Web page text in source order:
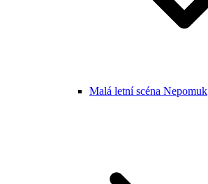
Malá letní scéna Nepomuk